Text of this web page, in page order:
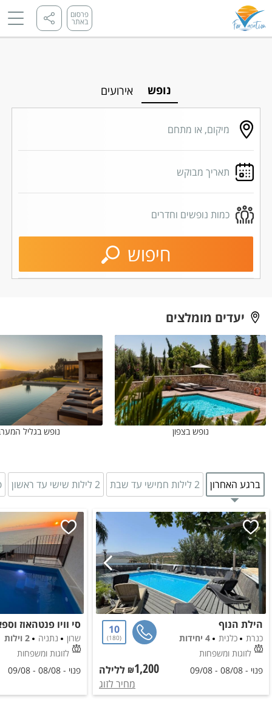
פרסום
באתר
נופש אירועים
מיקום, או מתחם
תאריך מבוקש
כמות נופשים וחדרים
חיפוש
יעדים מומלצים
נופש בצפון נופש בגליל
ברגע האחרון 2 לילות חמישי עד שבת 2 לילות שישי עד ראשון
הילת הנוף
כנרת כלנית
4 יחידות
לזוגות ומשפחות
10
180
פנוי - 08/08
-
09/08
₪1,200
ללילה
מחיר לזוג
שרון נתניה
2 וילות
לזוגות ומשפחות
פנוי - 08/08
-
09/08